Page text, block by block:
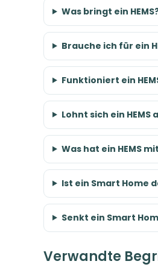
Was bringt ein
Brauche ich für ein
Funktioniert ein
Lohnt sich ein HEMS
Was hat ein HEMS
Ist ein Smart Home
Senkt ein Smart
Verwandte